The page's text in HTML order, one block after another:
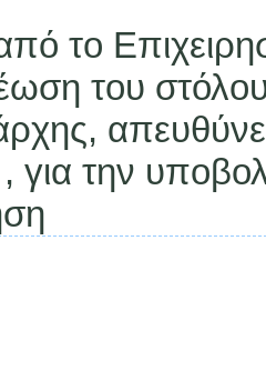
το
του
για την